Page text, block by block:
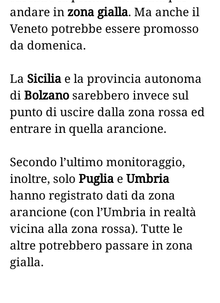
andare in zona gialla. Ma anche il
Veneto potrebbe essere promosso
da domenica.
La Sicilia e la provincia autonoma
diBolzano sarebbero invece sul
punto di uscire dalla zona rossa ed
entrare in quella arancione.
Secondo l’ultimo monitoraggio,
inoltre, solo Puglia e Umbria
hanno registrato dati da zona
arancione (con l’Umbria in realtà
vicina alla zona rossa). Tutte le
altre potrebbero passare in zona
gialla.